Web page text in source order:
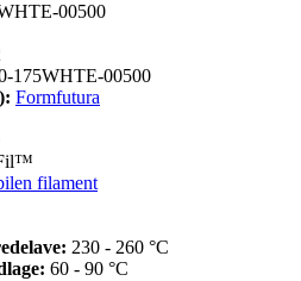
00500
175WHTE-00500
Formfutura
filament
230 - 260 °C
60 - 90 °C